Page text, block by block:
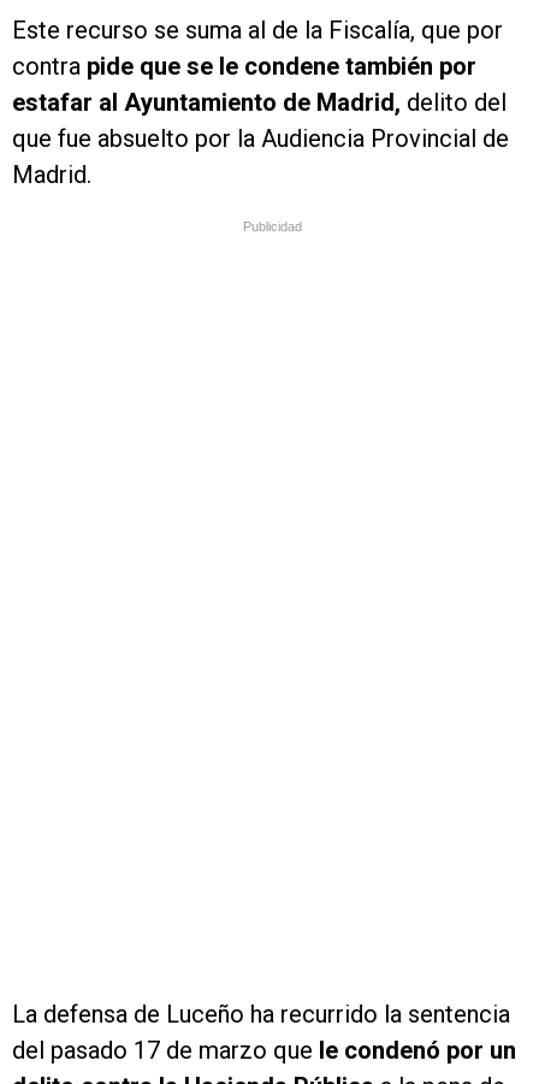
Este recurso se suma al de la Fiscalía, que por
contra pide que se le condene también por
estafar al Ayuntamiento de Madrid, delito del
que fue absuelto por la Audiencia Provincial de
Madrid.
Publicidad
La defensa de Luceño ha recurrido la sentencia
del pasado 17 de marzo que le condenó por un